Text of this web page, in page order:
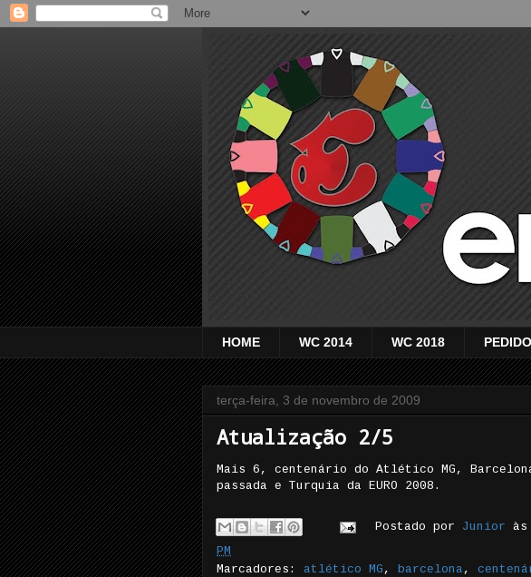
HOME WC 2014 WC 2018
terça-feira, 3 de novembro de 2009
Atualização 2/5
Mais 6, centenário do Atlético MG,
passada e Turquia da EURO 2008.
Postado por Junior às
PM
Marcadores: atlético MG , barcelona ,